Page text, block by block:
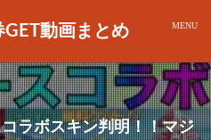
動画まとめ
ラボスキン判明！！マジ